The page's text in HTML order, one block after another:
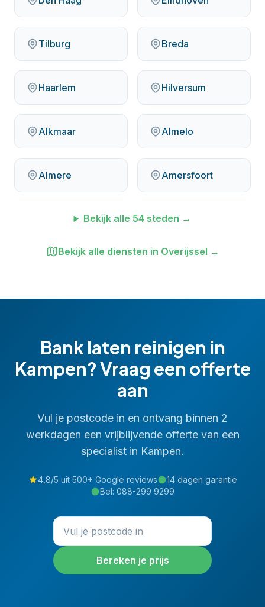
Tilburg Breda
Haarlem Hilversum
Alkmaar Almelo
Almere Amersfoort
Bekijk alle 54 steden →
Bekijk alle diensten in Overijssel →
Bank laten reinigen in
Kampen? Vraag een offerte
aan
Vul je postcode in en ontvang binnen 2
werkdagen een vrijblijvende offerte van een
specialist in Kampen.
4,8/5 uit 500+ Google reviews
14 dagen garantie
Bel: 088-299 9299
Bereken je prijs